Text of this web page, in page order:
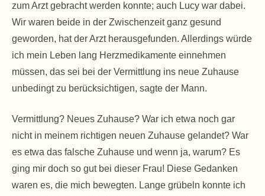
zum Arzt gebracht werden konnte; auch Lucy war dabei.
Wir waren beide in der Zwischenzeit ganz gesund
geworden, hat der Arzt herausgefunden. Allerdings würde
ich mein Leben lang Herzmedikamente einnehmen
müssen, das sei bei der Vermittlung ins neue Zuhause
unbedingt zu berücksichtigen, sagte der Mann.
Vermittlung? Neues Zuhause? War ich etwa noch gar
nicht in meinem richtigen neuen Zuhause gelandet? War
es etwa das falsche Zuhause und wenn ja, warum? Es
ging mir doch so gut bei dieser Frau! Diese Gedanken
waren es, die mich bewegten. Lange grübeln konnte ich